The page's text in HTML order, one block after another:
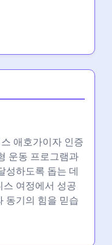
애호가이자 인증
운동 프로그램과
성하도록 돕는 데
여정에서 성공
동기의 힘을 믿습